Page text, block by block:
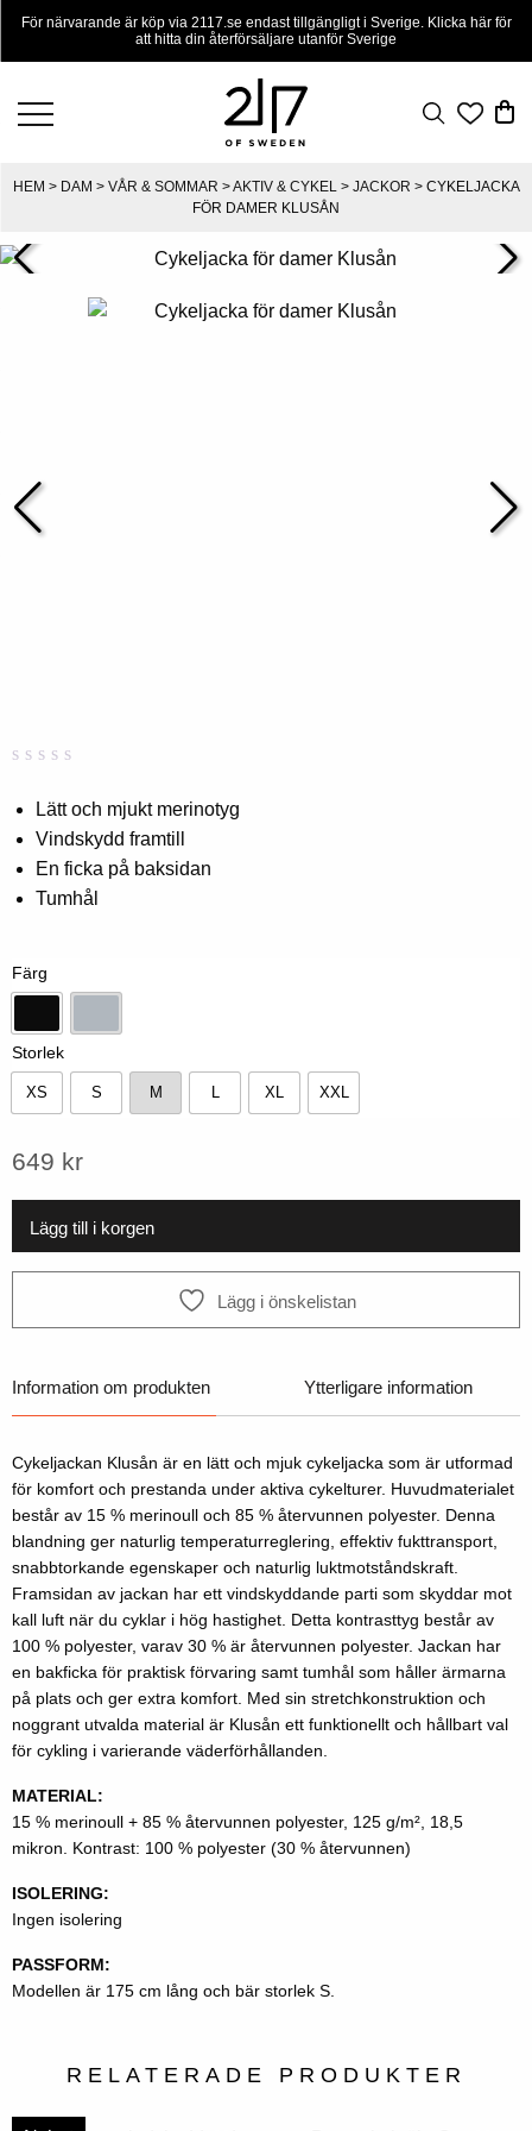
För närvarande är köp via 2117.se endast tillgängligt i Sverige. Klicka här för
att hitta din återförsäljare utanför Sverige
HEM > DAM > VÅR & SOMMAR >AKTIV & CYKEL> JACKOR > CYKELJACKA
FÖR DAMER KLUSÅN
0,00
av
5
baserat
på
kundbetyg
Lätt och mjukt merinotyg
Vindskydd framtill
En ficka på baksidan
Tumhål
Färg
Svart Pärlblå
Storlek
XS S M L XL XXL
649 kr
Lägg till i korgen
Lägg i önskelistan
Information om produkten Ytterligare information
Cykeljackan Klusån är en lätt och mjuk cykeljacka som är utformad
för komfort och prestanda under aktiva cykelturer. Huvudmaterialet
består av 15 % merinoull och 85 % återvunnen polyester. Denna
blandning ger naturlig temperaturreglering, effektiv fukttransport,
snabbtorkande egenskaper och naturlig luktmotståndskraft.
Framsidan av jackan har ett vindskyddande parti som skyddar mot
kall luft när du cyklar i hög hastighet. Detta kontrasttyg består av
100 % polyester, varav 30 % är återvunnen polyester. Jackan har
en bakficka för praktisk förvaring samt tumhål som håller ärmarna
på plats och ger extra komfort. Med sin stretchkonstruktion och
noggrant utvalda material är Klusån ett funktionellt och hållbart val
för cykling i varierande väderförhållanden.
MATERIAL:
15 % merinoull + 85 % återvunnen polyester, 125 g/m², 18,5
mikron. Kontrast: 100 % polyester (30 % återvunnen)
ISOLERING:
Ingen isolering
PASSFORM:
Modellen är 175 cm lång och bär storlek S.
RELATERADE PRODUKTER